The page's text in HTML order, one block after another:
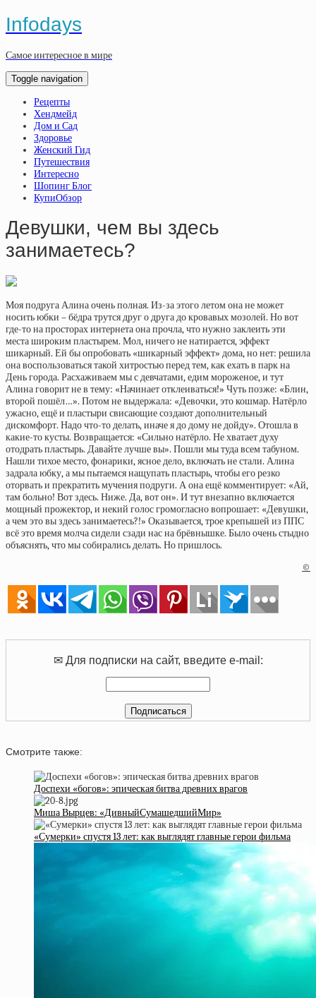
Infodays
Самое интересное в мире
Toggle navigation
Рецепты
Хендмейд
Дом и Сад
Здоровье
Женский Гид
Путешествия
Интересно
Шопинг Блог
КупиОбзор
Девушки, чем вы здесь
занимаетесь?
Моя подруга Алина очень полная. Из-за этого летом она не может
носить юбки – бёдра трутся друг о друга до кровавых мозолей. Но вот
где-то на просторах интернета она прочла, что нужно заклеить эти
места широким пластырем. Мол, ничего не натирается, эффект
шикарный. Ей бы опробовать «шикарный эффект» дома, но нет: решила
она воспользоваться такой хитростью перед тем, как ехать в парк на
День города. Расхаживаем мы с девчатами, едим мороженое, и тут
Алина говорит не в тему: «Начинает отклеиваться!» Чуть позже: «Блин,
второй пошёл…». Потом не выдержала: «Девочки, это кошмар. Натёрло
ужасно, ещё и пластыри свисающие создают дополнительный
дискомфорт. Надо что-то делать, иначе я до дому не дойду». Отошла в
какие-то кусты. Возвращается: «Сильно натёрло. Не хватает духу
отодрать пластырь. Давайте лучше вы». Пошли мы туда всем табуном.
Нашли тихое место, фонарики, ясное дело, включать не стали. Алина
задрала юбку, а мы пытаемся нащупать пластырь, чтобы его резко
оторвать и прекратить мучения подруги. А она ещё комментирует: «Ай,
там больно! Вот здесь. Ниже. Да, вот он». И тут внезапно включается
мощный прожектор, и некий голос громогласно вопрошает: «Девушки,
а чем это вы здесь занимаетесь?!» Оказывается, трое крепышей из ППС
всё это время молча сидели сзади нас на брёвнышке. Было очень стыдно
объяснять, что мы собирались делать. Но пришлось.
©
✉ Для подписки на сайт, введите e-mail:
Смотрите также:
Доспехи «богов»: эпическая битва древних врагов
Миша Вырцев: «ДивныйСумашедшийМир»
«Сумерки» спустя 13 лет: как выглядят главные герои фильма